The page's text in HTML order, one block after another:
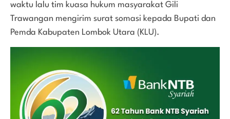
waktu lalu tim kuasa hukum masyarakat Gili
Trawangan mengirim surat somasi kepada Bupati dan
Pemda Kabupaten Lombok Utara (KLU).